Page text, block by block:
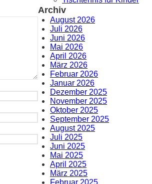
Archiv
August 2026
Juli 2026
Juni 2026
Mai 2026
April 2026
März 2026
Februar 2026
Januar 2026
Dezember 2025
November 2025
Oktober 2025
September 2025
August 2025
Juli 2025
Juni 2025
Mai 2025
April 2025
März 2025
Februar 2025